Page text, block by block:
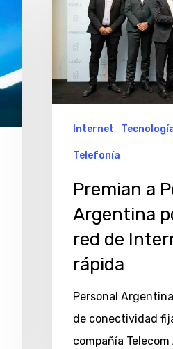
Personal
Argentina
ofrecer
móvil
rápida
Internet
Telefonía
Premian a
Argentina
red de
rápida
Personal
de conectividad
compañía